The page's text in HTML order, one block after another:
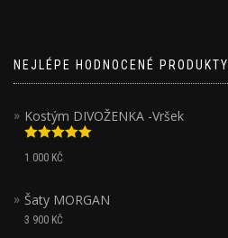
NEJLÉPE HODNOCENÉ PRODUKTY
Kostým DIVOŽENKA -Vršek
Hodnocení
5.00z 5
1 000 KČ
Šaty MORGAN
3 900 KČ